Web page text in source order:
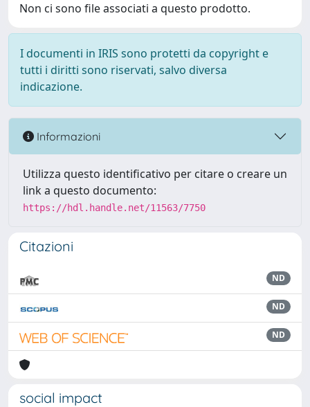
Non ci sono file associati a questo prodotto.
I documenti in IRIS sono protetti da copyright e
tutti i diritti sono riservati, salvo diversa
indicazione.
Informazioni
Utilizza questo identificativo per citare o creare un
link a questo documento:
https://hdl.handle.net/11563/7750
Citazioni
ND
ND
ND
social impact